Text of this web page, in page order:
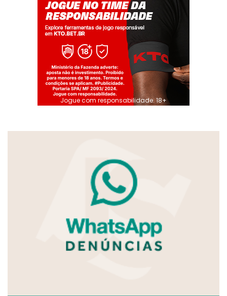
Jogue com responsabilidade. 18+